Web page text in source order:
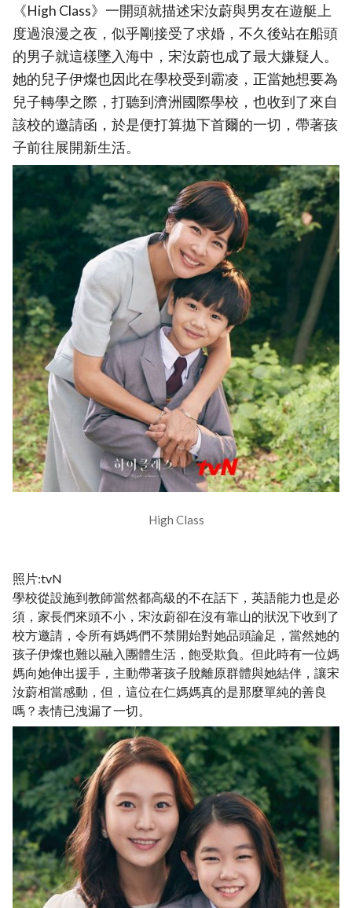
《High Class》一開頭就描述宋汝蔚與男友在遊艇上
度過浪漫之夜，似乎剛接受了求婚，不久後站在船頭
的男子就這樣墜入海中，宋汝蔚也成了最大嫌疑人。
她的兒子伊燦也因此在學校受到霸凌，正當她想要為
兒子轉學之際，打聽到濟洲國際學校，也收到了來自
該校的邀請函，於是便打算拋下首爾的一切，帶著孩
子前往展開新生活。
High Class
照片:tvN
學校從設施到教師當然都高級的不在話下，英語能力也是必
須，家長們來頭不小，宋汝蔚卻在沒有靠山的狀況下收到了
校方邀請，令所有媽媽們不禁開始對她品頭論足，當然她的
孩子伊燦也難以融入團體生活，飽受欺負。但此時有一位媽
媽向她伸出援手，主動帶著孩子脫離原群體與她結伴，讓宋
汝蔚相當感動，但，這位在仁媽媽真的是那麼單純的善良
嗎？表情已洩漏了一切。